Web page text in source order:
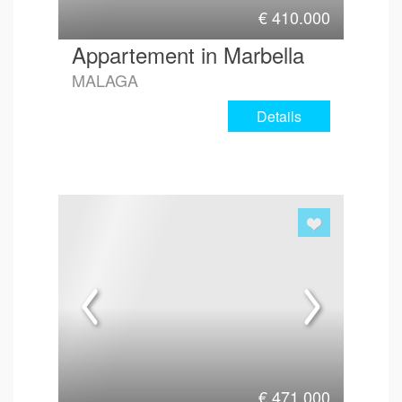
€410.000
Appartement in Marbella
MALAGA
Details
€471.000